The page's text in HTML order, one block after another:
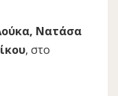
Νατάσα
, στο